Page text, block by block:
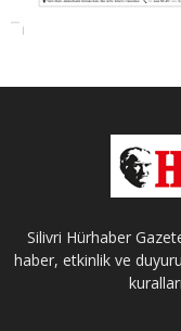
Silivri Hürhaber
haber, etkinlik ve